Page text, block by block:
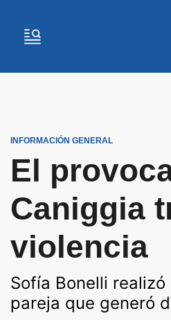
INFORMACIÓN GENERAL
El
Caniggia
violencia
Sofía Bonelli
pareja que generó